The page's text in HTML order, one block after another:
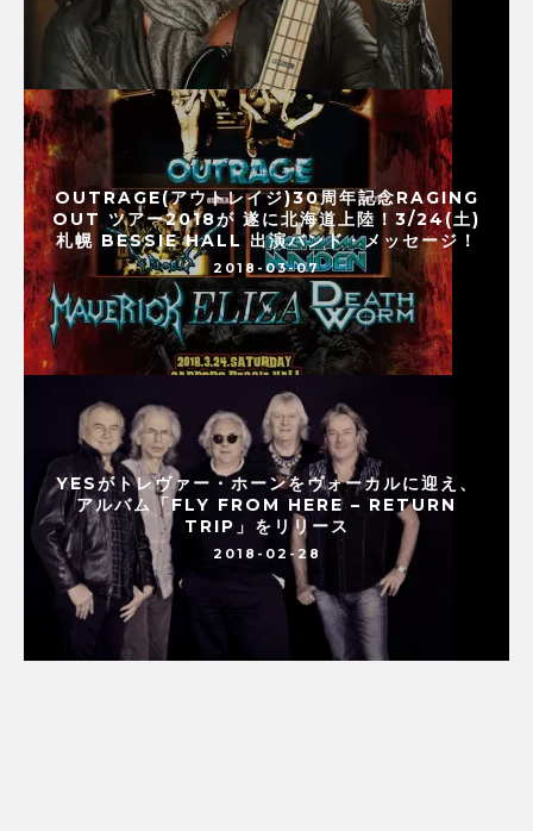
OUTRAGE(アウトレイジ)30周年記念RAGING
OUT ツアー2018が 遂に北海道上陸！3/24(土)
札幌 BESSIE HALL 出演バンド・メッセージ！
2018-03-07
YESがトレヴァー・ホーンをヴォーカルに迎え、
アルバム「FLY FROM HERE – RETURN
TRIP」をリリース
2018-02-28